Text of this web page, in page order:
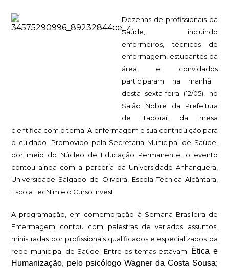
Dezenas de profissionais da
Saúde, incluindo
enfermeiros, técnicos de
enfermagem, estudantes da
área e convidados
participaram na manhã
desta sexta-feira (12/05), no
Salão Nobre da Prefeitura
de Itaboraí, da mesa
científica com o tema: A enfermagem e sua contribuição para
o cuidado. Promovido pela Secretaria Municipal de Saúde,
por meio do Núcleo de Educação Permanente, o evento
contou ainda com a parceria da Universidade Anhanguera,
Universidade Salgado de Oliveira, Escola Técnica Alcântara,
Escola TecNim e o Curso Invest.
A programação, em comemoração à Semana Brasileira de
Enfermagem contou com palestras de variados assuntos,
ministradas por profissionais qualificados e especializados da
rede municipal de Saúde. Entre os temas estavam: Ética e
Humanização, pelo psicólogo Wagner da Costa Sousa;